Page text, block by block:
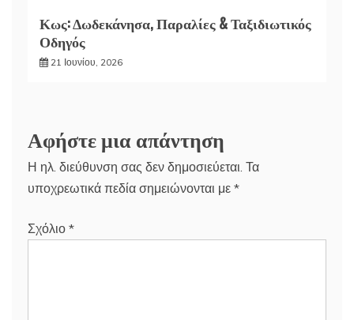
Κως: Δωδεκάνησα, Παραλίες & Ταξιδιωτικός
Οδηγός
21 Ιουνίου, 2026
Αφήστε μια απάντηση
Η ηλ. διεύθυνση σας δεν δημοσιεύεται. Τα
υποχρεωτικά πεδία σημειώνονται με *
Σχόλιο *